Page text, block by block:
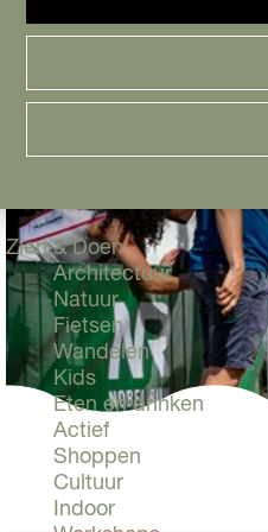
Samen genieten
Urban en Architectuur
Zien & Doen
Architectuur
Natuur
Fietsen
Wandelen
Kids
Eten en drinken
Actief
Shoppen
Cultuur
Indoor